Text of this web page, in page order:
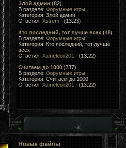
Злой админ (82)
В разделе: Форумные игры
Категория: Злой админ
Ответил: Xstrem- (13:23)
Кто последний, тот лучше всеx(48)
В разделе: Форумные игры
Категория: Кто последний, тот лучше
всеx
Ответил: Xameleon201 - (13:22)
Считаем до 1000(237)
В разделе: Форумные игры
Категория: Считаем до 1000
Ответил: Xameleon201 - (13:22)
Новые файлы